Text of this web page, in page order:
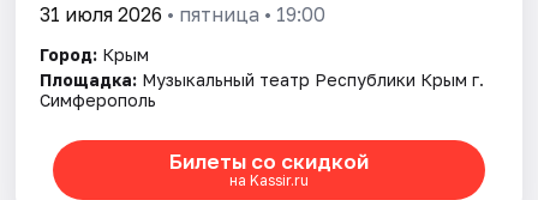
31 июля 2026 • пятница • 19:00
Город: Крым
Площадка: Музыкальный театр Республики Крым г.
Симферополь
Билеты со скидкой
на Kassir.ru